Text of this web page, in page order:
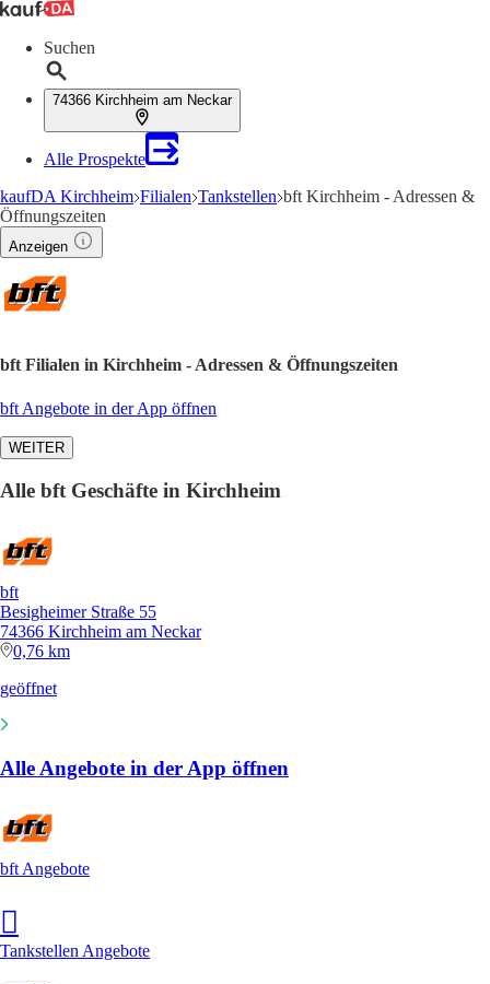
Suchen
74366 Kirchheim am Neckar
Alle Prospekte
kaufDA Kirchheim Filialen Tankstellen bft Kirchheim - Adressen &
Öffnungszeiten
Anzeigen
bft Filialen in Kirchheim - Adressen & Öffnungszeiten
bft Angebote in der App öffnen
WEITER
Alle bft Geschäfte in Kirchheim
bft
Besigheimer Straße 55
74366 Kirchheim am Neckar
0,76 km
geöffnet
Alle Angebote in der App öffnen
bft Angebote
Tankstellen Angebote